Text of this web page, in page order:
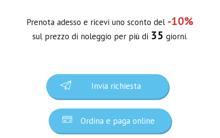
Prenota adesso e ricevi uno sconto del -10%
sul prezzo di noleggio per più di 35 giorni.
Invia richiesta
Ordina e paga online